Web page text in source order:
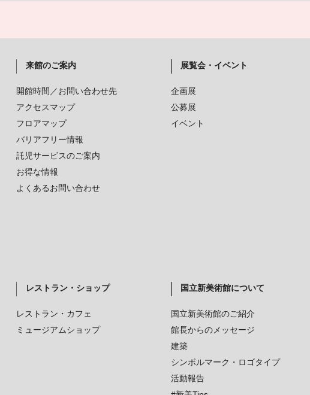
来館のご案内
開館時間／お問い合わせ先
アクセスマップ
フロアマップ
バリアフリー情報
託児サービスのご案内
お得な情報
よくあるお問い合わせ
展覧会・イベント
企画展
公募展
イベント
レストラン・ショップ
レストラン・カフェ
ミュージアムショップ
国立新美術館について
国立新美術館のご紹介
館長からのメッセージ
建築
シンボルマーク・ロゴタイプ
活動報告